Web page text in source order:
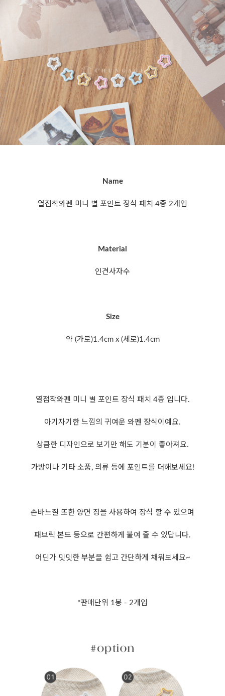
Name
열접착와펜 미니 별 포인트 장식 패치 4종 2개입
Material
인견사자수
Size
약 (가로)1.4cm x (세로)1.4cm
열접착와펜 미니 별 포인트 장식 패치 4종 입니다.
아기자기한 느낌의 귀여운 와펜 장식이예요.
상큼한 디자인으로 보기만 해도 기분이 좋아져요.
가방이나 기타 소품, 의류 등에 포인트를 더해보세요!
손바느질 또한 양면 징을 사용하여 장식 할 수 있으며
패브릭 본드 등으로 간편하게 붙여 줄 수 있답니다.
어딘가 밋밋한 부분을 쉽고 간단하게 채워보세요~
*판매단위 1봉 - 2개입